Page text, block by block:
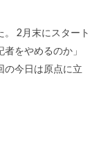
2月末にスタート
をやめるのか」
の今日は原点に立